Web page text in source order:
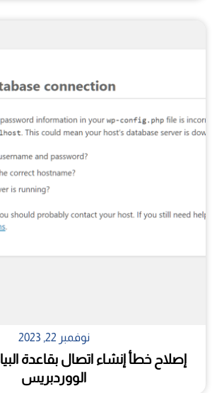
نوفمبر 22, 2023
إصلاح خطأ إنشاء اتصال بقاعدة
الووردبريس